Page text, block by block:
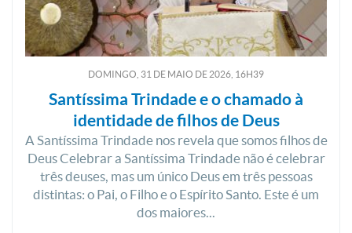
DOMINGO, 31 DE MAIO DE 2026, 16H39
Santíssima Trindade e o chamado à
identidade de filhos de Deus
A Santíssima Trindade nos revela que somos filhos de
Deus Celebrar a Santíssima Trindade não é celebrar
três deuses, mas um único Deus em três pessoas
distintas: o Pai, o Filho e o Espírito Santo. Este é um
dos maiores...